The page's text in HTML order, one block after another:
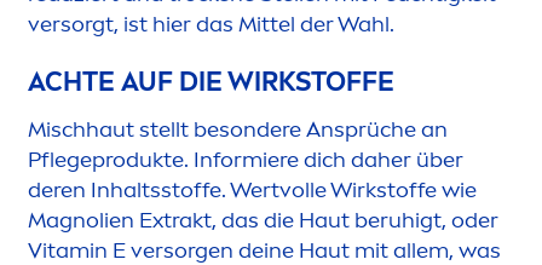
versorgt, ist hier das Mittel der Wahl.
ACHTE AUF DIE WIRKSTOFFE
Mischhaut stellt besondere Ansprüche an
Pflegeprodukte. Informiere dich daher über
deren Inhaltsstoffe. Wertvolle Wirkstoffe wie
Magnolien Extrakt, das die Haut beruhigt, oder
Vitamin E versorgen deine Haut mit allem, was